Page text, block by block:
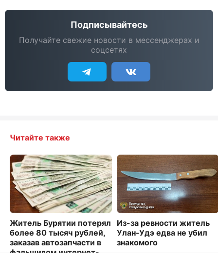
Подписывайтесь
Получайте свежие новости в мессенджерах и
соцсетях
Читайте также
Житель Бурятии потерял
более 80 тысяч рублей,
заказав автозапчасти в
фальшивом интернет-
Из-за ревности житель
Улан-Удэ едва не убил
знакомого